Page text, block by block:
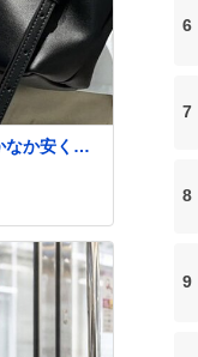
なか安くな
レザー
だけでコ
6
7
8
9